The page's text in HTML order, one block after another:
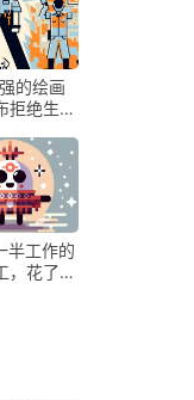
的绘画
拒绝生成
半工作的
，花了8